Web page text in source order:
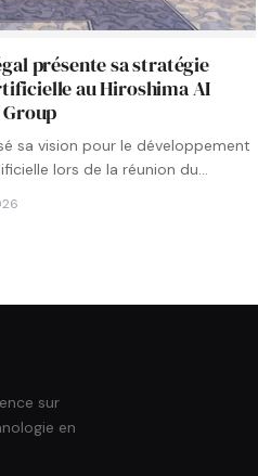
présente sa stratégie
au Hiroshima AI
sa vision pour le développement
lors de la réunion du
sur
en